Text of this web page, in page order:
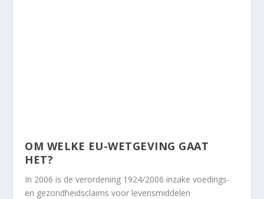
OM WELKE EU-WETGEVING GAAT
HET?
In 2006 is de verordening 1924/2006 inzake voedings-
en gezondheidsclaims voor levensmiddelen